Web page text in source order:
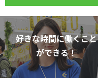
好きな時間に働くこと
ができる！